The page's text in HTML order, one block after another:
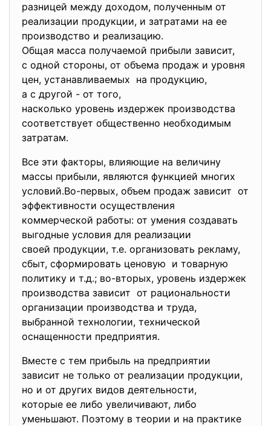
разницей между доходом, полученным от
реализации продукции, и затратами на ее
производство и реализацию.
Общая масса получаемой прибыли зависит,
с одной стороны, от объема продаж и уровня
цен, устанавливаемых на продукцию,
а с другой - от того,
насколько уровень издержек производства
соответствует общественно необходимым
затратам.
Все эти факторы, влияющие на величину
массы прибыли, являются функцией многих
условий.Во-первых, объем продаж зависит от
эффективности осуществления
коммерческой работы: от умения создавать
выгодные условия для реализации
своей продукции, т.е. организовать рекламу,
сбыт, сформировать ценовую и товарную
политику и т.д.; во-вторых, уровень издержек
производства зависит от рациональности
организации производства и труда,
выбранной технологии, технической
оснащенности предприятия.
Вместе с тем прибыль на предприятии
зависит не только от реализации продукции,
но и от других видов деятельности,
которые ее либо увеличивают, либо
уменьшают. Поэтому в теории и на практике